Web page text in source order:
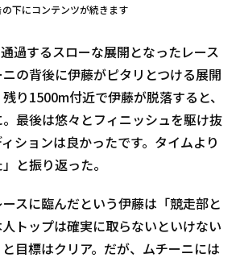
の下にコンテンツが続きます
過するスローな展開となったレース
の背後に伊藤がピタリとつける展開
り1500m付近で伊藤が脱落すると、
最後は悠々とフィニッシュを駆け抜
ションは良かったです。タイムより
と振り返った。
スに臨んだという伊藤は「競走部と
トップは確実に取らないといけない
目標はクリア。だが、ムチーニには